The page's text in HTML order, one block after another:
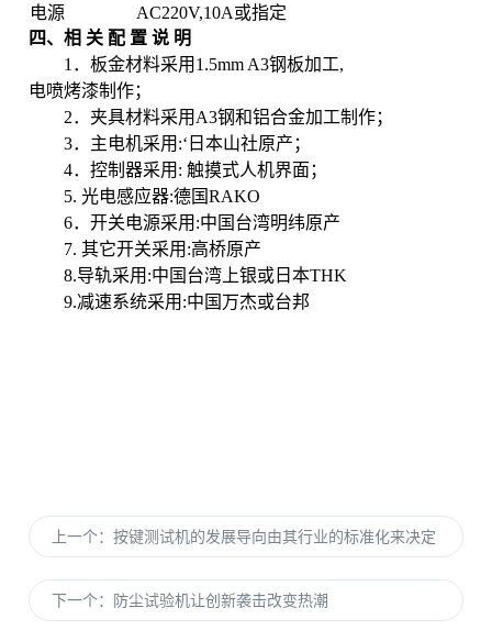
电源
AC220V,10A或指定
四、相 关 配 置 说 明
1 ．板金材料采用 1.5mm A3钢板加工,
电喷烤漆制作；
2．夹具材料采用 A3钢和铝合金加工制作；
3．主电机采用 :‘日本山社原产；
4．控制器采用 :触摸式人机界面；
5.光电感应器:德国RAKO
6．开关电源采用 :中国台湾明纬原产
7.其它开关采用 :高桥原产
8.导轨采用 :中国台湾上银或日本THK
9.减速系统采用 :中国万杰或台邦
上一个：按键测试机的发展导向由其行业的标准化来决定
下一个： 防尘试验机让创新袭击改变热潮